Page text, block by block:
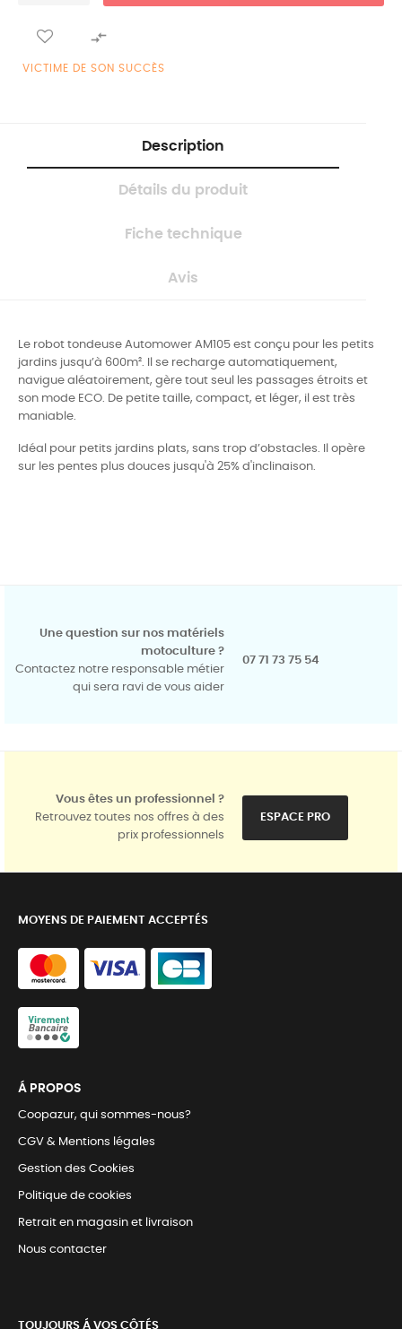

VICTIME DE SON SUCCÈS
Description
Détails du produit
Fiche technique
Avis
Le robot tondeuse Automower AM105 est conçu pour les petits
jardins jusqu’à 600m². Il se recharge automatiquement,
navigue aléatoirement, gère tout seul les passages étroits et
son mode ECO. De petite taille, compact, et léger, il est très
maniable.
Idéal pour petits jardins plats, sans trop d’obstacles. Il opère
sur les pentes plus douces jusqu'à 25% d'inclinaison.
Une question sur nos matériels
motoculture ?
Contactez notre responsable métier
qui sera ravi de vous aider
07 71 73 75 54
Vous êtes un professionnel ?
Retrouvez toutes nos offres à des
prix professionnels
ESPACE PRO
MOYENS DE PAIEMENT ACCEPTÉS
Á PROPOS
Coopazur, qui sommes-nous?
CGV & Mentions légales
Gestion des Cookies
Politique de cookies
Retrait en magasin et livraison
Nous contacter
TOUJOURS Á VOS CÔTÉS